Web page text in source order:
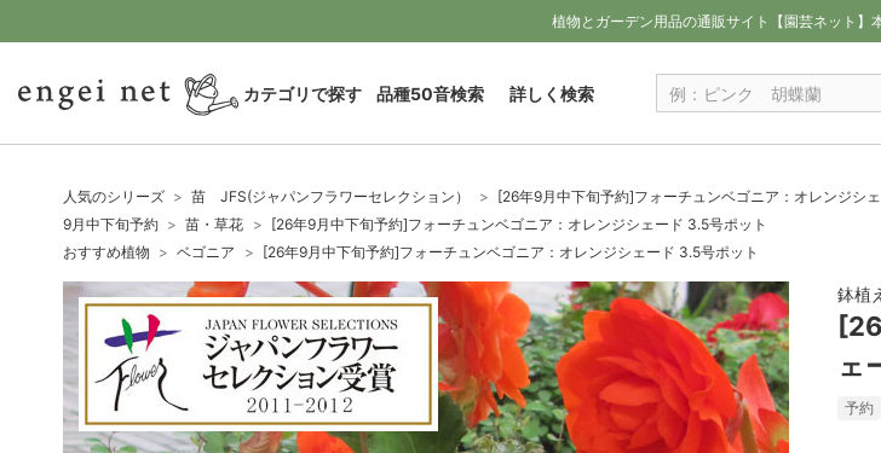
植物とガーデン用品の通販サイト【園芸ネット】
カテゴリで探す 品種50音検索 詳しく検索
人気のシリーズ 苗 JFS(ジャパンフラワーセレクション）
[26年9月中下旬予約]フォーチュンベゴニア：オレンジシ
9月中下旬予約
苗・草花
[26年9月中下旬予約]フォーチュンベゴニア：オレンジシェード 3.5号ポット
おすすめ植物
ベゴニア [26年9月中下旬予約]フォーチュンベゴニア：オレンジシェード 3.5号ポット
鉢植
ェ
予約